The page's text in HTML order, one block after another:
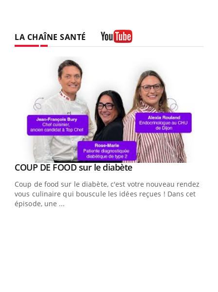
LA CHAÎNE SANTÉ
Youtube
COUP DE FOOD sur le diabèteYoutube
Coup de food sur le diabète, c'est votre nouveau rendez-
vous culinaire qui bouscule les idées reçues ! Dans cet
épisode, une ...
Youtube
Quand l’entreprise mise sur le bien être global
"Les rendez-vous de la santé et de la qualité de vie au
travail" de Pourquoi Docteur reçoivent Régis Blugeon,
DRH et directeur ...